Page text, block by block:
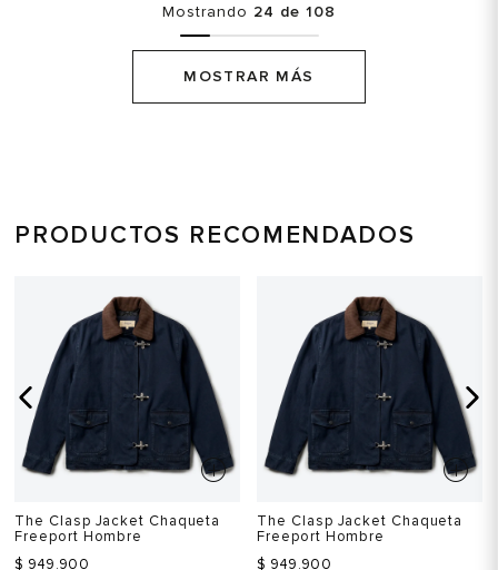
Mostrando 24 de 108
MOSTRAR MÁS
PRODUCTOS RECOMENDADOS
The Clasp Jacket Chaqueta
Freeport Hombre
$ 949.900
The Clasp Jacket Chaqueta
Freeport Hombre
$ 949.900